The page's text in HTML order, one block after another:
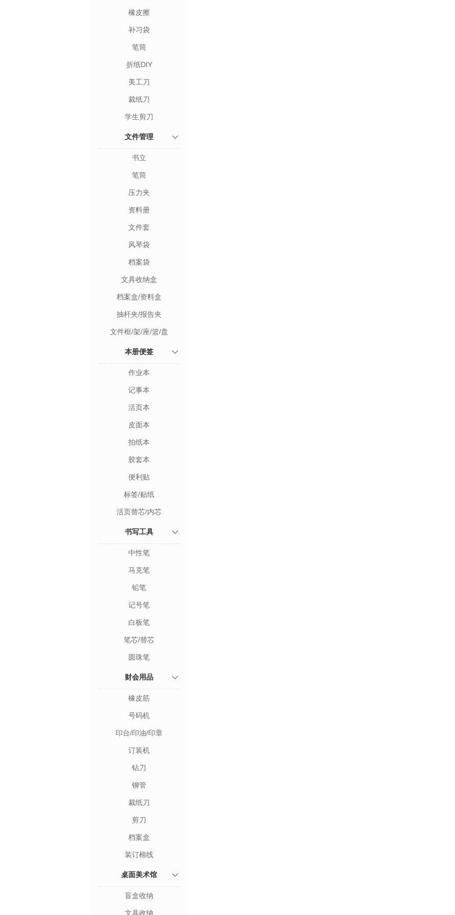
橡皮擦
补习袋
笔筒
折纸DIY
美工刀
裁纸刀
学生剪刀
文件管理
书立
笔筒
压力夹
资料册
文件套
风琴袋
档案袋
文具收纳盒
档案盒/资料盒
抽杆夹/报告夹
文件框/架/座/篮/盘
本册便签
作业本
记事本
活页本
皮面本
拍纸本
胶套本
便利贴
标签/贴纸
活页替芯/内芯
书写工具
中性笔
马克笔
铅笔
记号笔
白板笔
笔芯/替芯
圆珠笔
财会用品
橡皮筋
号码机
印台/印油/印章
订装机
钻刀
铆管
裁纸刀
剪刀
档案盒
装订棉线
桌面美术馆
盲盒收纳
文具收纳